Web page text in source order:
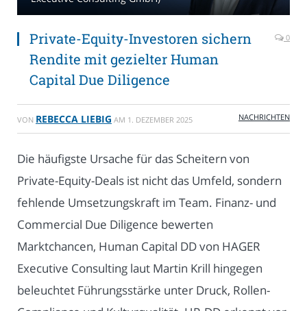
Private-Equity-Investoren sichern
Rendite mit gezielter Human
Capital Due Diligence
0
VON REBECCA LIEBIG AM 1. DEZEMBER 2025 NACHRICHTEN
Die häufigste Ursache für das Scheitern von
Private-Equity-Deals ist nicht das Umfeld, sondern
fehlende Umsetzungskraft im Team. Finanz- und
Commercial Due Diligence bewerten
Marktchancen, Human Capital DD von HAGER
Executive Consulting laut Martin Krill hingegen
beleuchtet Führungsstärke unter Druck, Rollen-